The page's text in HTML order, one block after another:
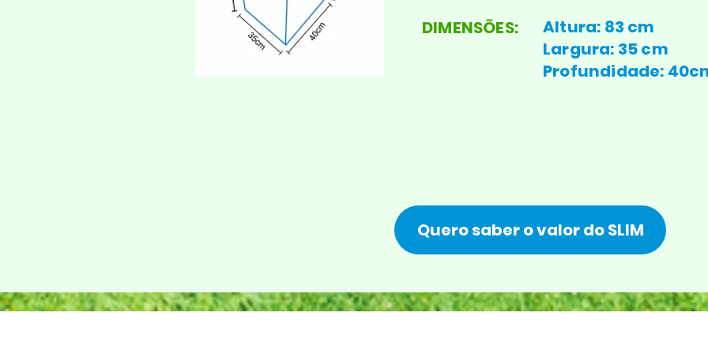
DIMENSÕES:
Altura: 83 cm
Largura: 35 cm
Profundidade:
Quero saber o valor do SLIM